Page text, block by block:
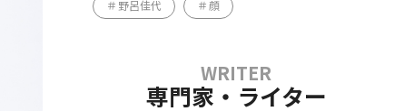
野呂佳代 顔
専門家・ライター